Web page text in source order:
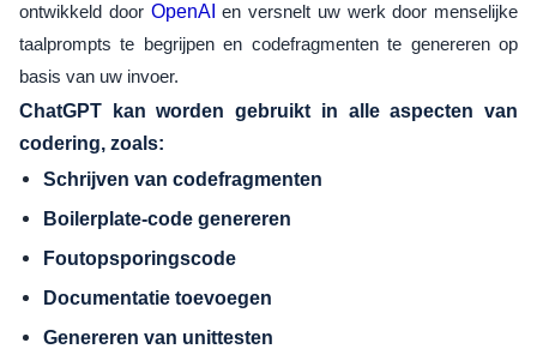
ontwikkeld door OpenAI en versnelt uw werk door menselijke
taalprompts te begrijpen en codefragmenten te genereren op
basis van uw invoer.
ChatGPT kan worden gebruikt in alle aspecten van
codering, zoals:
Schrijven van codefragmenten
Boilerplate-code genereren
Foutopsporingscode
Documentatie toevoegen
Genereren van unittesten